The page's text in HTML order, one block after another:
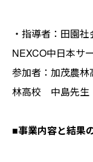
・指導者：田園
NEXCO中日本サ
参加者：加茂農
林高校 中島先生
■事業内容と結果